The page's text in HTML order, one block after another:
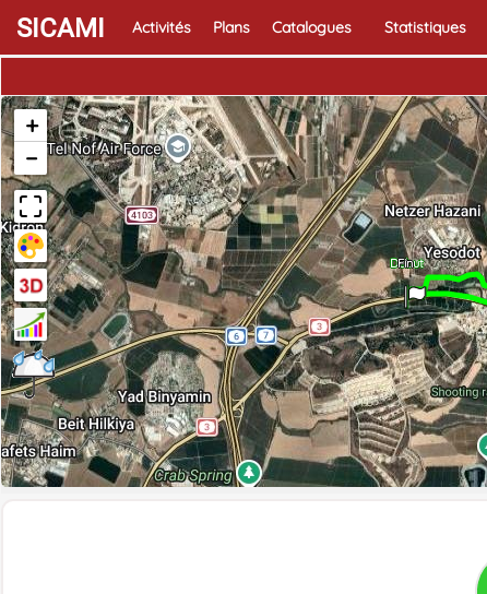
SICAMI Activités Plans Catalogues Statistiques
Début
Fin
+
−